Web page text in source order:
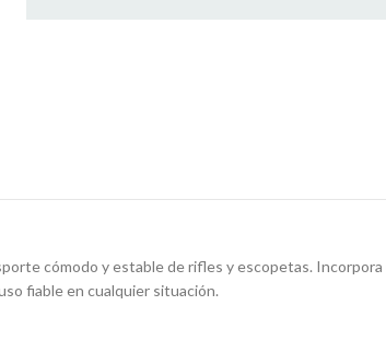
cómodo y estable de rifles y escopetas.
fiable en cualquier situación.